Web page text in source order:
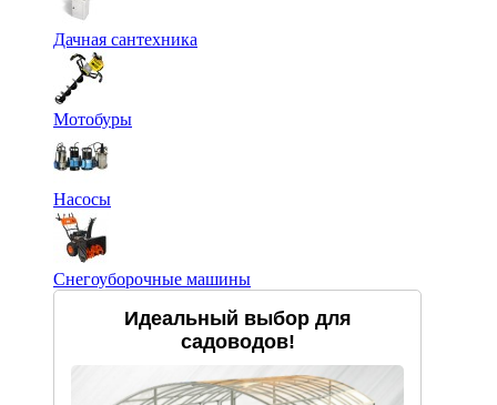
Дачная сантехника
Мотобуры
Насосы
Снегоуборочные машины
Идеальный выбор для
садоводов!